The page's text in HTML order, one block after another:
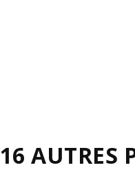
16 AUTRES